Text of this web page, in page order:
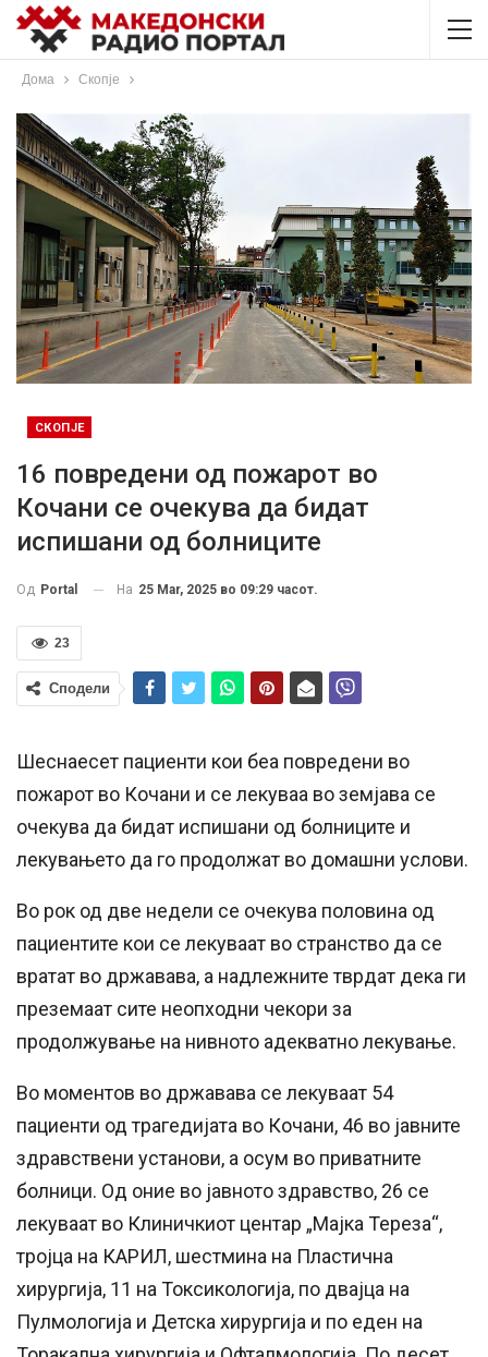
Дома Скопје
СКОПЈЕ
16 повредени од пожарот во
Кочани се очекува да бидат
испишани од болниците
Од Portal На 25 Mar, 2025 во 09:29 часот.
23
Сподели
Шеснаесет пациенти кои беа повредени во
пожарот во Кочани и се лекуваа во земјава се
очекува да бидат испишани од болниците и
лекувањето да го продолжат во домашни услови.
Во рок од две недели се очекува половина од
пациентите кои се лекуваат во странство да се
вратат во државава, а надлежните тврдат дека ги
преземаат сите неопходни чекори за
продолжување на нивното адекватно лекување.
Во моментов во државава се лекуваат 54
пациенти од трагедијата во Кочани, 46 во јавните
здравствени установи, а осум во приватните
болници. Од оние во јавното здравство, 26 се
лекуваат во Клиничкиот центар „Мајка Тереза“,
тројца на КАРИЛ, шестмина на Пластична
хирургија, 11 на Токсикологија, по двајца на
Пулмологија и Детска хирургија и по еден на